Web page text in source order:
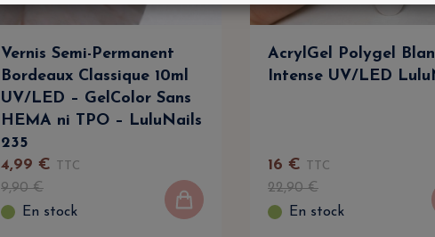
Vernis Semi-Permanent
Bordeaux Classique 10ml
UV/LED – GelColor Sans
HEMA ni TPO – LuluNails
235
4,99 € TTC
9,90€
En stock
AcrylGel Polygel
Intense UV/LED
16 € TTC
22,90€
En stock